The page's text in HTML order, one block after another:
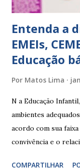
Entenda a
EMEIs,
Educação
Por Matos Lima
N a Educação
ambientes
acordo com sua
convivência e o
COMPARTILHAR